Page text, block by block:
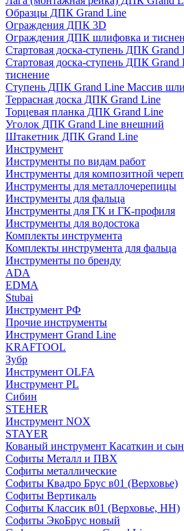
Образцы ДПК Grand Line
Ограждения ДПК 3D
Ограждения ДПК шлифовка и
Стартовая доска-ступень ДПК Grand
Стартовая доска-ступень ДПК
тиснение
Ступень ДПК Grand Line Массив
Террасная доска ДПК Grand Line
Торцевая планка ДПК Grand Line
Уголок ДПК Grand Line внешний
Штакетник ДПК Grand Line
Инструмент
Инструменты по видам работ
Инструменты для композитной
Инструменты для металлочерепицы
Инструменты для фальца
Инструменты для ГК и ГК-профиля
Инструменты для водостока
Комплекты инструмента
Комплекты инструмента для фальца
Инструменты по бренду
ADA
EDMA
Stubai
Инструмент РФ
Прочие инструменты
Инструмент Grand Line
KRAFTOOL
Зубр
Инструмент OLFA
Инструмент PL
Сибин
STEHER
Инструмент NOX
STAYER
Кованый инструмент Касаткин и
Софиты Металл и ПВХ
Софиты металлические
Софиты Квадро Брус в01 (Верховье)
Софиты Вертикаль
Софиты Классик в01 (Верховье, НН)
Софиты ЭкоБрус новый